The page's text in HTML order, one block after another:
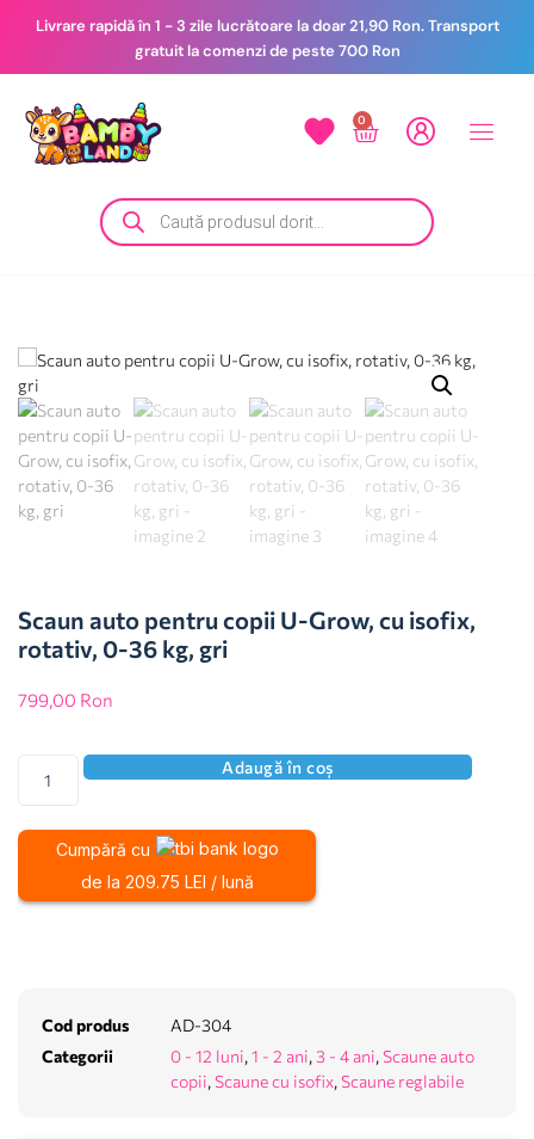
Livrare rapidă în 1 - 3 zile lucrătoare la doar 21,90 Ron. Transport
gratuit la comenzi de peste 700 Ron
0
Scaun auto pentru copii U-Grow, cu isofix,
rotativ, 0-36 kg, gri
799,00 Ron
Adaugă în coș
Cumpără cu
de la 209.75 LEI / lună
Cod produs
AD-304
Categorii
0 - 12 luni, 1 - 2 ani, 3 - 4 ani, Scaune auto
copii, Scaune cu isofix, Scaune reglabile